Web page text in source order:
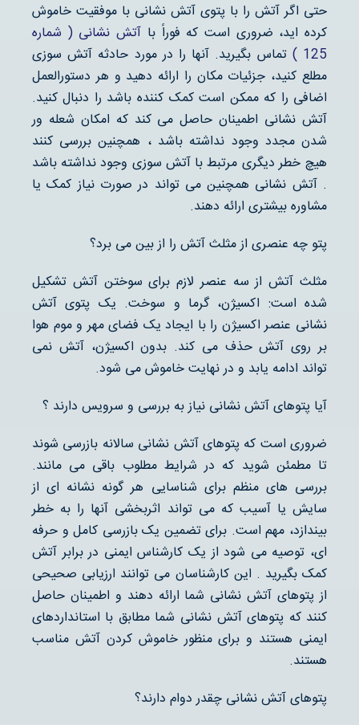
حتی اگر آتش را با پتوی آتش نشانی با موفقیت خاموش
کرده اید، ضروری است که فوراً با آتش نشانی ( شماره
125 )
تماس بگیرید. آنها را در مورد حادثه آتش سوزی
مطلع کنید، جزئیات مکان را ارائه دهید و هر دستورالعمل
اضافی را که ممکن است کمک کننده باشد را دنبال کنید.
آتش نشانی اطمینان حاصل می کند که امکان شعله ور
شدن مجدد وجود نداشته باشد ، همچنین بررسی کنند
هیچ خطر دیگری مرتبط با آتش سوزی وجود نداشته باشد
. آتش نشانی همچنین می تواند در صورت نیاز کمک یا
مشاوره بیشتری ارائه دهند.
پتو چه عنصری از مثلث آتش را از بین می برد؟
مثلث آتش از سه عنصر لازم برای سوختن آتش تشکیل
شده است: اکسیژن، گرما و سوخت. یک پتوی آتش
نشانی عنصر اکسیژن را با ایجاد یک فضای مهر و موم هوا
بر روی آتش حذف می کند. بدون اکسیژن، آتش نمی
تواند ادامه یابد و در نهایت خاموش می شود.
آیا پتوهای آتش نشانی نیاز به بررسی و سرویس دارند ؟
ضروری است که پتوهای آتش نشانی سالانه بازرسی شوند
تا مطمئن شوید که در شرایط مطلوب باقی می مانند.
بررسی های منظم برای شناسایی هر گونه نشانه ای از
سایش یا آسیب که می تواند اثربخشی آنها را به خطر
بیندازد، مهم است. برای تضمین یک بازرسی کامل و حرفه
ای، توصیه می شود از یک کارشناس ایمنی در برابر آتش
کمک بگیرید . این کارشناسان می توانند ارزیابی صحیحی
از پتوهای آتش نشانی شما ارائه دهند و اطمینان حاصل
کنند که پتوهای آتش نشانی شما مطابق با استانداردهای
ایمنی هستند و برای منظور خاموش کردن آتش مناسب
هستند.
پتوهای آتش نشانی چقدر دوام دارند؟